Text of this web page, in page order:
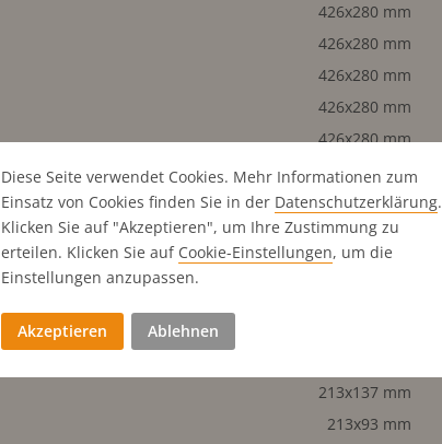
426x280 mm
426x280 mm
426x280 mm
426x280 mm
426x280 mm
213x280 mm
213x280 mm
213x280 mm
213x280 mm
213x137 mm
213x93 mm
Diese Seite verwendet Cookies. Mehr Informationen zum
Einsatz von Cookies finden Sie in der Datenschutz­erklärung.
Klicken Sie auf "Akzeptieren", um Ihre Zustimmung zu
erteilen. Klicken Sie auf Cookie-Einstellungen, um die
Einstellungen anzupassen.
Akzeptieren Ablehnen